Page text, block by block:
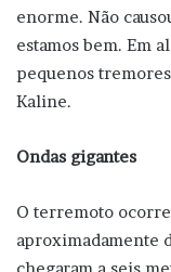
enorme. Não
estamos bem. Em
pequenos
Kaline.
Ondas gigantes
O terremoto
aproximadamente